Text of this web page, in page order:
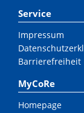
Service
Impressum
Barrierefreiheit
MyCoRe
Homepage